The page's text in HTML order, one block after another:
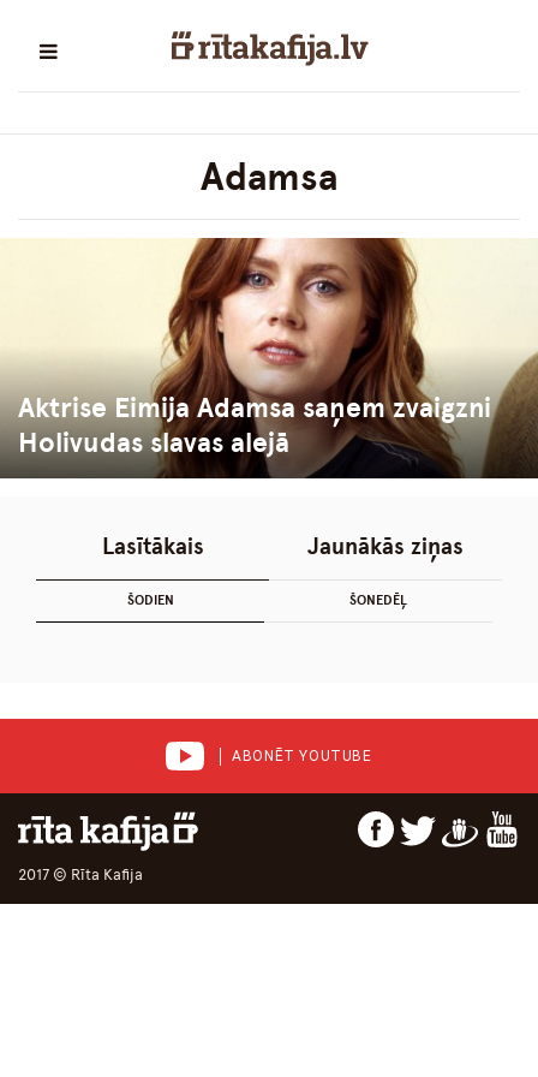
Adamsa
Aktrise Eimija Adamsa saņem zvaigzni
Holivudas slavas alejā
Lasītākais
ŠODIEN ŠONEDĒĻ
Jaunākās ziņas
ABONĒT YOUTUBE
2017 © Rīta Kafija